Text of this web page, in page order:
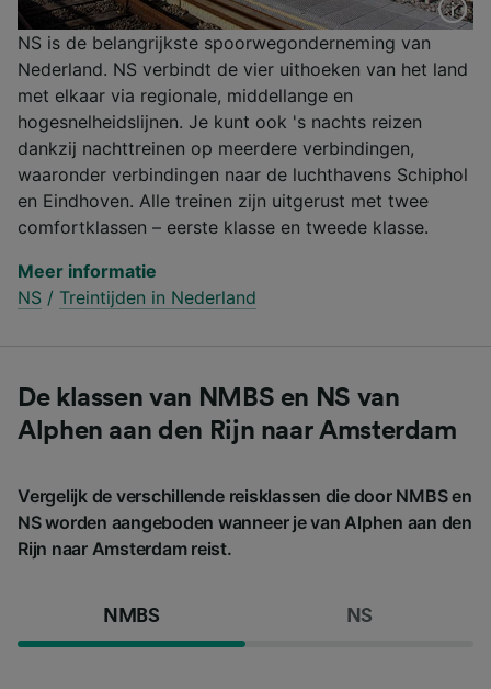
NS is de belangrijkste spoorwegonderneming van
Nederland. NS verbindt de vier uithoeken van het land
met elkaar via regionale, middellange en
hogesnelheidslijnen. Je kunt ook 's nachts reizen
dankzij nachttreinen op meerdere verbindingen,
waaronder verbindingen naar de luchthavens Schiphol
en Eindhoven. Alle treinen zijn uitgerust met twee
comfortklassen – eerste klasse en tweede klasse.
Meer informatie
NS / Treintijden in Nederland
De klassen van NMBS en NS van
Alphen aan den Rijn naar Amsterdam
Vergelijk de verschillende reisklassen die door NMBS en
NS worden aangeboden wanneer je van Alphen aan den
Rijn naar Amsterdam reist.
NMBS NS